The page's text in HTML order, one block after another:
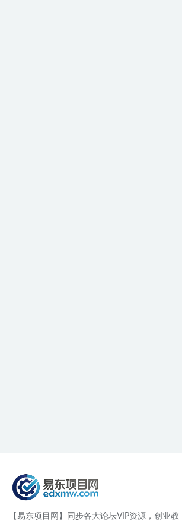
【易东项目网】同步各大论坛VIP资源，创业教